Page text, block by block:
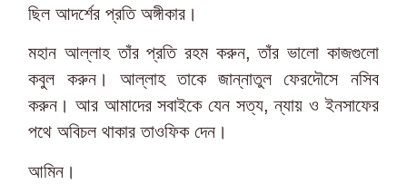
ছিল আদর্শের প্রতি অঙ্গীকার।
মহান আল্লাহ তাঁর প্রতি রহম করুন, তাঁর ভালো কাজগুলো
কবুল করুন। আল্লাহ তাকে জান্নাতুল ফেরদৌসে নসিব
করুন। আর আমাদের সবাইকে যেন সত্য, ন্যায় ও ইনসাফের
পথে অবিচল থাকার তাওফিক দেন।
আমিন।